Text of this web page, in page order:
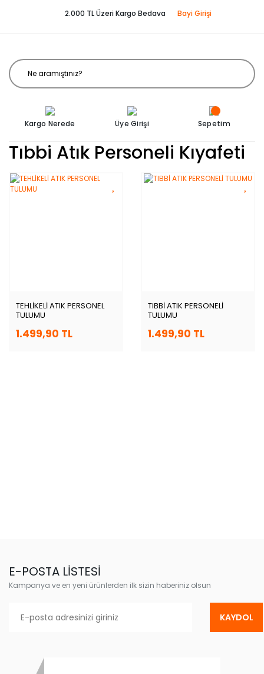
2.000 TL Üzeri Kargo Bedava Bayi Girişi
Kargo Nerede Üye Girişi Sepetim
Tıbbi Atık Personeli Kıyafeti
TEHLİKELİ ATIK PERSONEL
TULUMU
1.499,90 TL
TIBBİ ATIK PERSONELİ
TULUMU
1.499,90 TL
E-POSTA LİSTESİ
Kampanya ve en yeni ürünlerden ilk sizin haberiniz olsun
KAYDOL